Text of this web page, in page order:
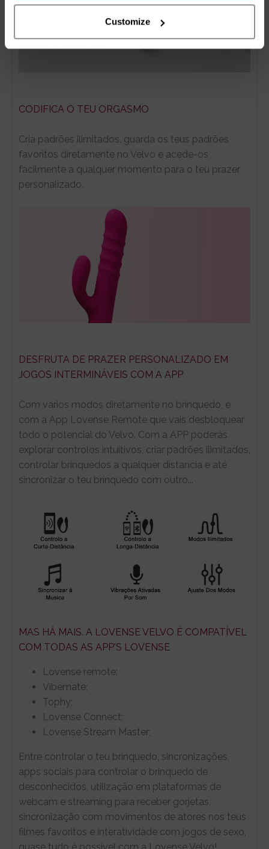
Customize
CODIFICA O TEU ORGASMO
Cria padrões ilimitados, guarda os teus padrões
favoritos diretamente no Velvo e acede-os
facilmente a qualquer momento para o teu prazer
personalizado.
DESFRUTA DE PRAZER PERSONALIZADO EM
JOGOS INTERMINÁVEIS COM A APP
Com vários modos diretamente no brinquedo, é
com a App Lovense Remote que vais desbloquear
todo o potencial do Velvo. Com a APP poderás
explorar controlos intuitivos, criar padrões ilimitados,
controlar brinquedos a qualquer distancia e até
sincronizar o teu brinquedo com outro...
MAS HÁ MAIS. A LOVENSE VELVO É COMPATÍVEL
COM TODAS AS APP'S LOVENSE
Lovense remote;
Vibemate;
Tophy;
Lovense Connect;
Lovense Stream Master;
Entre controlar o teu brinquedo, sincronizações,
apps sociais para controlar o brinquedo de
desconhecidos, utilização em plataformas de
webcam e streaming para receber gorjetas,
sincronização com movimentos de atores nos teus
filmes favoritos e interatividade com jogos de sexo,